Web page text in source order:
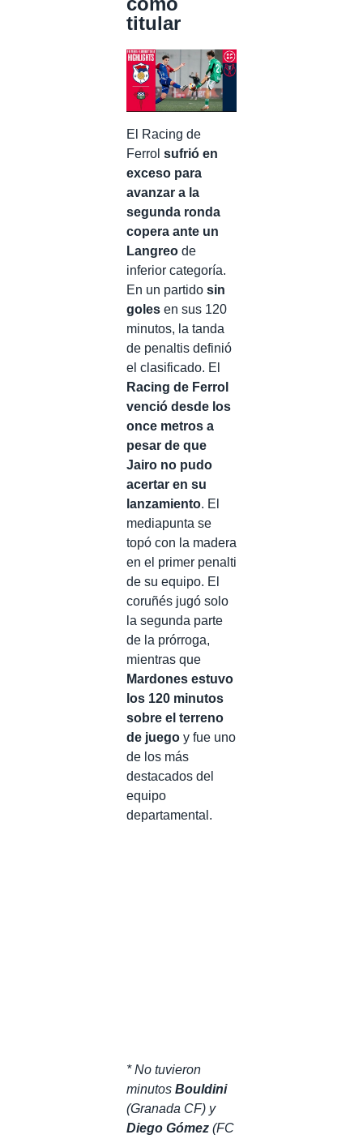
titular
El Racing de
Ferrol sufrió en
exceso para
avanzar a la
segunda ronda
copera ante un
Langreo de
inferior categoría.
En un partido sin
goles en sus 120
minutos, la tanda
de penaltis definió
el clasificado. El
Racing de Ferrol
venció desde los
once metros a
pesar de que
Jairo no pudo
acertar en su
lanzamiento. El
mediapunta se
topó con la madera
en el primer penalti
de su equipo. El
coruñés jugó solo
la segunda parte
de la prórroga,
mientras que
Mardones estuvo
los 120 minutos
sobre el terreno
de juego y fue uno
de los más
destacados del
equipo
departamental.
* No tuvieron
minutos Bouldini
(Granada CF) y
Diego Gómez (FC